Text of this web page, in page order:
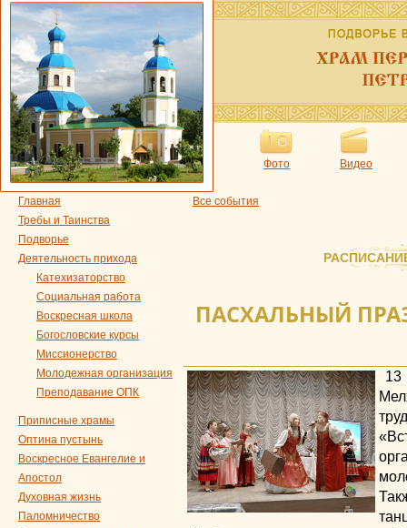
Фото Видео
Главная
Требы и Таинства
Подворье
Деятельность прихода
Катехизаторство
Социальная работа
Воскресная школа
Богословские курсы
Миссионерство
Молодежная организация
Преподавание ОПК
Приписные храмы
Оптина пустынь
Воскресное Евангелие и
Апостол
Духовная жизнь
Паломничество
Все события
ПАСХАЛЬНЫЙ
13